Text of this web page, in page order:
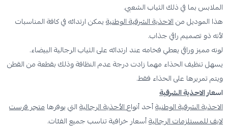
الملابس بما في ذلك الثياب الشعبي.
هذا الموديل منالاحذية الشرقية الوطنيةيمكن ارتدائه في كافة المناسبات
لأنه ذو تصميم راقي جذاب.
لونه مميز وراقي يعطي فخامه عند ارتدائه على الثياب الرجالية البيضاء.
يسهل تنظيف الحذاء مهما زادت درجة عدم النظافة وذلك بقطعة من القطن
ويتم تمريرها على الحذاء فقط.
اسعارالاحذية الشرقية
الاحذية الشرقية الوطنيةأحد أنواعالأحذية الرجاليةالتي يوفرهامتجر فرست
لايف للمستلزمات الرجاليةأسعار خرافية تناسب جميع الفئات.